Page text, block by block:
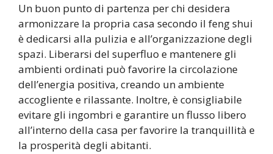
Un buon punto di partenza per chi desidera
armonizzare la propria casa secondo il feng shui
è dedicarsi alla pulizia e all’organizzazione degli
spazi. Liberarsi del superfluo e mantenere gli
ambienti ordinati può favorire la circolazione
dell’energia positiva, creando un ambiente
accogliente e rilassante. Inoltre, è consigliabile
evitare gli ingombri e garantire un flusso libero
all’interno della casa per favorire la tranquillità e
la prosperità degli abitanti.